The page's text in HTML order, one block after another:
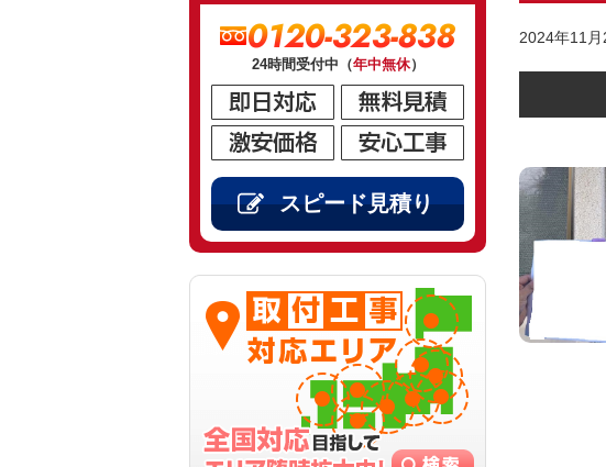
2024年11月
0120-323-838
24時間受付中（年中無休）
スピード見積り